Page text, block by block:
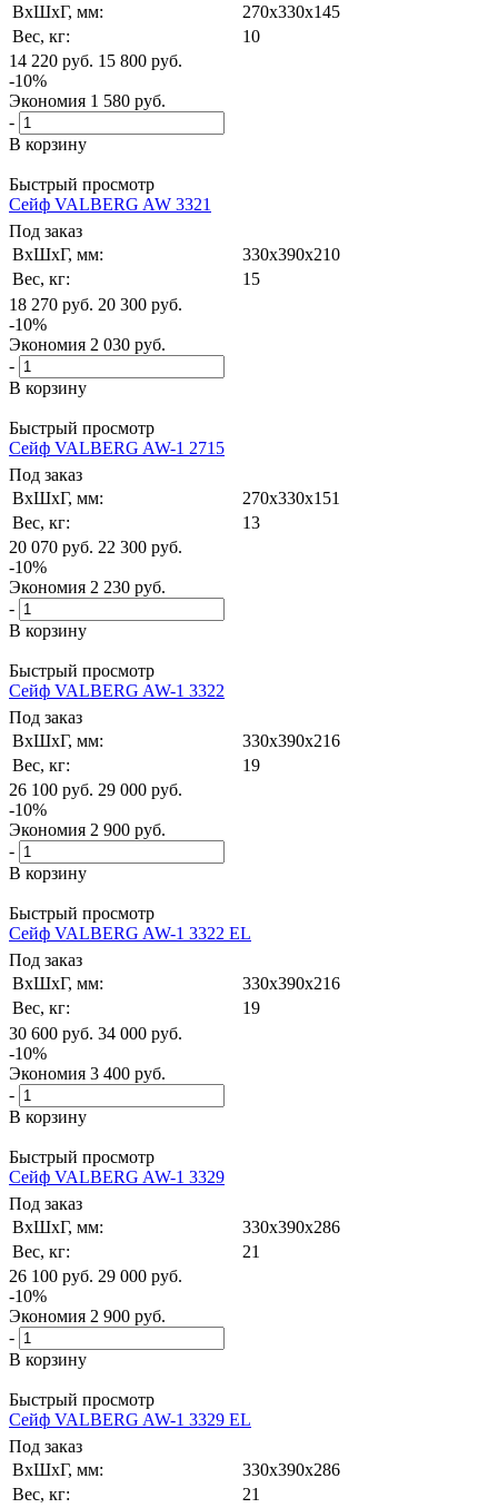
ВxШxГ, мм:
270x330x145
Вес, кг:
10
14 220 руб. 15 800 руб.
-10%
Экономия 1 580 руб.
-
В корзину
Быстрый просмотр
Сейф VALBERG AW 3321
Под заказ
ВxШxГ, мм:
330x390x210
Вес, кг:
15
18 270 руб. 20 300 руб.
-10%
Экономия 2 030 руб.
-
В корзину
Быстрый просмотр
Сейф VALBERG AW-1 2715
Под заказ
ВxШxГ, мм:
270x330x151
Вес, кг:
13
20 070 руб. 22 300 руб.
-10%
Экономия 2 230 руб.
-
В корзину
Быстрый просмотр
Сейф VALBERG AW-1 3322
Под заказ
ВxШxГ, мм:
330x390x216
Вес, кг:
19
26 100 руб. 29 000 руб.
-10%
Экономия 2 900 руб.
-
В корзину
Быстрый просмотр
Сейф VALBERG AW-1 3322 EL
Под заказ
ВxШxГ, мм:
330x390x216
Вес, кг:
19
30 600 руб. 34 000 руб.
-10%
Экономия 3 400 руб.
-
В корзину
Быстрый просмотр
Сейф VALBERG AW-1 3329
Под заказ
ВxШxГ, мм:
330x390x286
Вес, кг:
21
26 100 руб. 29 000 руб.
-10%
Экономия 2 900 руб.
-
В корзину
Быстрый просмотр
Сейф VALBERG AW-1 3329 EL
Под заказ
ВxШxГ, мм:
330x390x286
Вес, кг:
21